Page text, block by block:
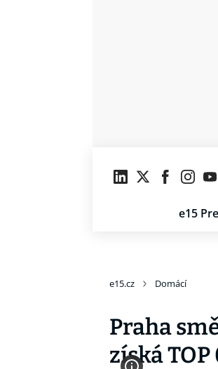
e15
e15.cz Domácí
Praha
získá TOP